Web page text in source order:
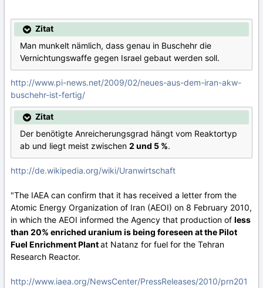
Zitat
Man munkelt nämlich, dass genau in Buschehr die
Vernichtungswaffe gegen Israel gebaut werden soll.
http://www.pi-news.net/2009/02/neues-aus-dem-iran-akw-
buschehr-ist-fertig/
Zitat
Der benötigte Anreicherungsgrad hängt vom Reaktortyp
ab und liegt meist zwischen 2 und 5 %.
http://de.wikipedia.org/wiki/Uranwirtschaft
"The IAEA can confirm that it has received a letter from the
Atomic Energy Organization of Iran (AEOI) on 8 February 2010,
in which the AEOI informed the Agency that production of less
than 20% enriched uranium is being foreseen at the Pilot
Fuel Enrichment Plantat Natanz for fuel for the Tehran
Research Reactor.
http://www.iaea.org/NewsCenter/PressReleases/2010/prn201